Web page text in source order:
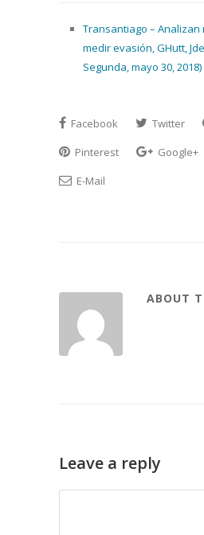
Transantiago –
medir evasión, GHutt,
Segunda, mayo 30, 2018)
Facebook Twitter
Pinterest
Google+
E-Mail
ABOUT
Leave a reply